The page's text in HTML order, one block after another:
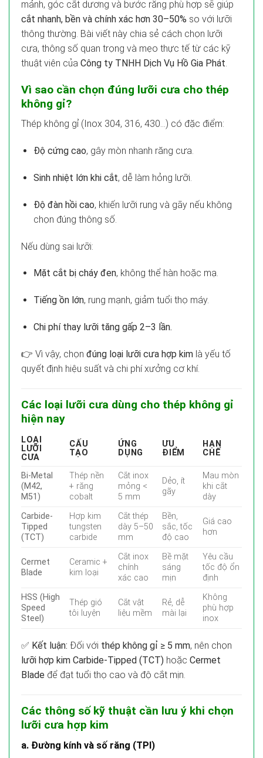
mảnh, góc cắt dương và bước răng phù hợp sẽ giúp
cắt nhanh, bền và chính xác hơn 30–50% so với lưỡi
thông thường. Bài viết này chia sẻ cách chọn lưỡi
cưa, thông số quan trọng và mẹo thực tế từ các kỹ
thuật viên của Công ty TNHH Dịch Vụ Hồ Gia Phát.
Vì sao cần chọn đúng lưỡi cưa cho thép
không gỉ?
Thép không gỉ (Inox 304, 316, 430…) có đặc điểm:
Độ cứng cao, gây mòn nhanh răng cưa.
Sinh nhiệt lớn khi cắt, dễ làm hỏng lưỡi.
Độ đàn hồi cao, khiến lưỡi rung và gãy nếu không
chọn đúng thông số.
Nếu dùng sai lưỡi:
Mặt cắt bị cháy đen, không thể hàn hoặc mạ.
Tiếng ồn lớn, rung mạnh, giảm tuổi thọ máy.
Chi phí thay lưỡi tăng gấp 2–3 lần.
👉 Vì vậy, chọn đúng loại lưỡi cưa hợp kim là yếu tố
quyết định hiệu suất và chi phí xưởng cơ khí.
Các loại lưỡi cưa dùng cho thép không gỉ
hiện nay
LOẠI
LƯỠI
CƯA
CẤU
TẠO
ỨNG
DỤNG
ƯU
ĐIỂM
HẠN
CHẾ
Bi-Metal
(M42,
M51)
Thép nền
+ răng
cobalt
Cắt inox
mỏng <
5 mm
Dẻo, ít
gãy
Mau mòn
khi cắt
dày
Carbide-
Tipped
(TCT)
Hợp kim
tungsten
carbide
Cắt thép
dày 5–50
mm
Bền,
sắc, tốc
độ cao
Giá cao
hơn
Cermet
Blade
Ceramic +
kim loại
Cắt inox
chính
xác cao
Bề mặt
sáng
mịn
Yêu cầu
tốc độ ổn
định
HSS (High
Speed
Steel)
Thép gió
tôi luyện
Cắt vật
liệu mềm
Rẻ, dễ
mài lại
Không
phù hợp
inox
✅ Kết luận: Đối với thép không gỉ ≥ 5 mm, nên chọn
lưỡi hợp kim Carbide-Tipped (TCT) hoặc Cermet
Blade để đạt tuổi thọ cao và độ cắt mịn.
Các thông số kỹ thuật cần lưu ý khi chọn
lưỡi cưa hợp kim
a. Đường kính và số răng (TPI)